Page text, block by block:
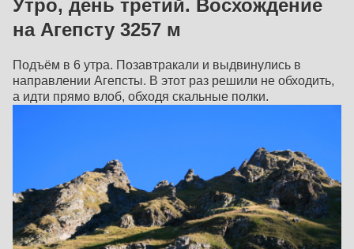
Утро, день третий. Восхождение
на Агепсту 3257 м
Подъём в 6 утра. Позавтракали и выдвинулись в
направлении Агепсты. В этот раз решили не обходить,
а идти прямо влоб, обходя скальные полки.